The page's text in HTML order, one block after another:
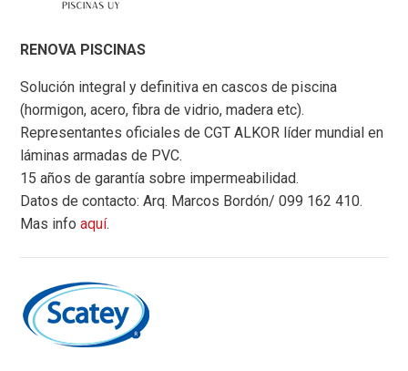
RENOVA PISCINAS
Solución integral y definitiva en cascos de piscina
(hormigon, acero, fibra de vidrio, madera etc).
Representantes oficiales de CGT ALKOR líder mundial en
láminas armadas de PVC.
15 años de garantía sobre impermeabilidad.
Datos de contacto: Arq. Marcos Bordón/ 099 162 410.
Mas infoaquí.